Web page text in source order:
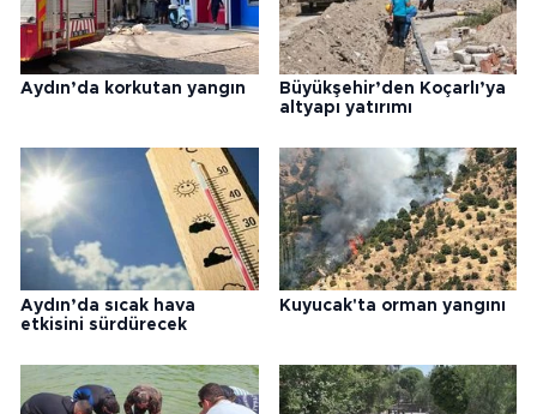
Aydın’da korkutan yangın
Büyükşehir’den Koçarlı’ya
altyapı yatırımı
Aydın’da sıcak hava
etkisini sürdürecek
Kuyucak'ta orman yangını